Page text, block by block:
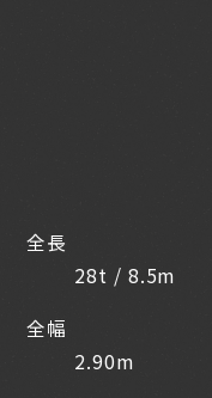
全長
28t / 8.5m
全幅
2.90m